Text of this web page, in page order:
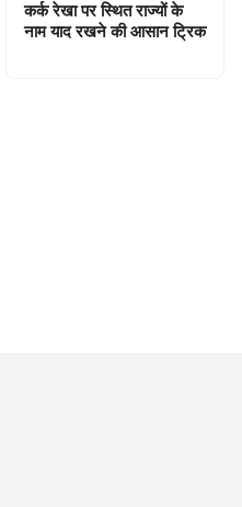
कर्क रेखा पर स्थित राज्यों के
नाम याद रखने की आसान ट्रिक